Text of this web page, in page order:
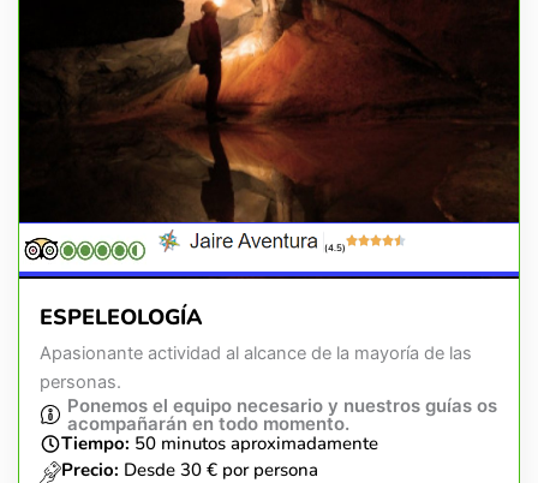
(4.5)
ESPELEOLOGÍA
Apasionante actividad al alcance de la mayoría de las
personas.
Ponemos el equipo necesario y nuestros guías os
acompañarán en todo momento.
Tiempo: 50 minutos aproximadamente
Precio: Desde 30 € por persona